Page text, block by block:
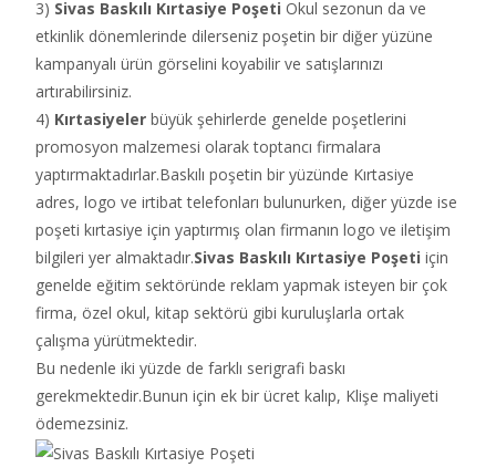
3) Sivas Baskılı Kırtasiye Poşeti Okul sezonun da ve
etkinlik dönemlerinde dilerseniz poşetin bir diğer yüzüne
kampanyalı ürün görselini koyabilir ve satışlarınızı
artırabilirsiniz.
4) Kırtasiyeler büyük şehirlerde genelde poşetlerini
promosyon malzemesi olarak toptancı firmalara
yaptırmaktadırlar.Baskılı poşetin bir yüzünde Kırtasiye
adres, logo ve irtibat telefonları bulunurken, diğer yüzde ise
poşeti kırtasiye için yaptırmış olan firmanın logo ve iletişim
bilgileri yer almaktadır.Sivas Baskılı Kırtasiye Poşeti için
genelde eğitim sektöründe reklam yapmak isteyen bir çok
firma, özel okul, kitap sektörü gibi kuruluşlarla ortak
çalışma yürütmektedir.
Bu nedenle iki yüzde de farklı serigrafi baskı
gerekmektedir.Bunun için ek bir ücret kalıp, Klişe maliyeti
ödemezsiniz.